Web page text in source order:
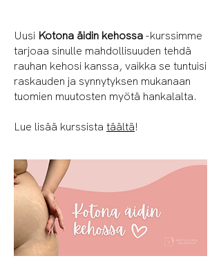
Uusi Kotona äidin kehossa-kurssimme
tarjoaa sinulle mahdollisuuden tehdä
rauhan kehosi kanssa, vaikka se tuntuisi
raskauden ja synnytyksen mukanaan
tuomien muutosten myötä hankalalta.
Lue lisää kurssista täältä!